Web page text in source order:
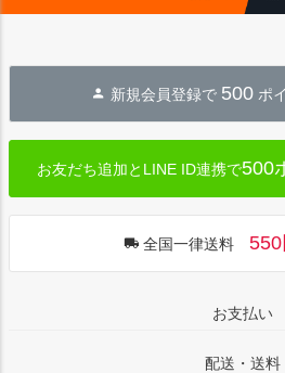
新規会員登録で 500 ポ
お友だち追加とLINE ID連携で500
全国一律送料 550
お支払い
配送・送料